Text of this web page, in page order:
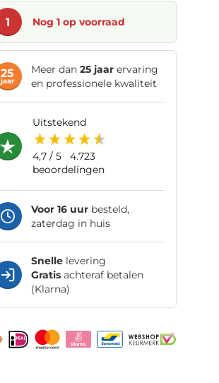
1 Nog 1 op voorraad
25
jaar
Meer dan 25 jaarervaring
en professionele kwaliteit
uitstekend
4,7/ 5
4.723
beoordelingen
Voor 16 uurbesteld,
zaterdag in huis
Snellelevering
Gratisachteraf betalen
(Klarna)